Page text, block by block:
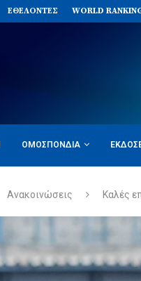
ΕΘΕΛΟΝΤΈΣ WORLD
ΟΜΟΣΠΟΝΔΊΑ
Ανακοινώσεις Καλές